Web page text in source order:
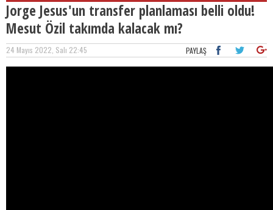
Jorge Jesus'un transfer planlaması belli oldu!
Mesut Özil takımda kalacak mı?
24 Mayıs 2022, Salı 22:45 PAYLAŞ